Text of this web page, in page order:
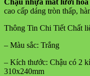
cao cấp dáng tròn thấp,
Thông Tin Chi Tiết Chất
– Màu sắc: Trắng
– Kích thước: Chậu có 2
310x240mm